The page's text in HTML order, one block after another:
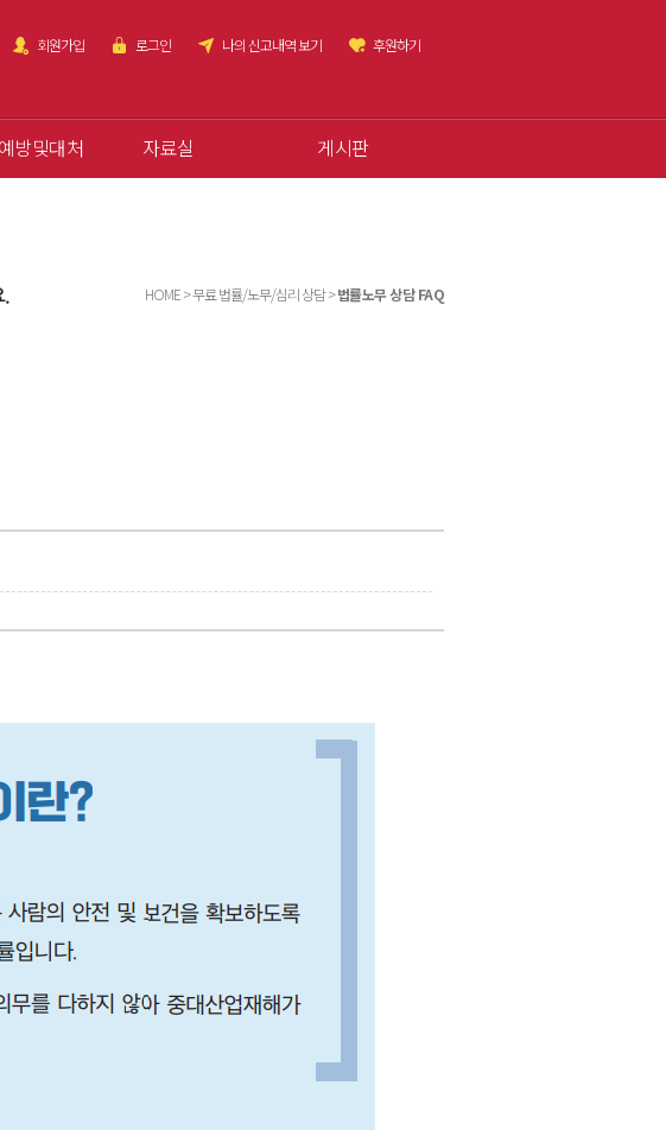
회원가입 로그인 나의 신고내역 보기 후원하기
예방및대처 자료실 게시판
HOME > 무료 법률/노무/심리 상담 >법률노무 상담 FAQ